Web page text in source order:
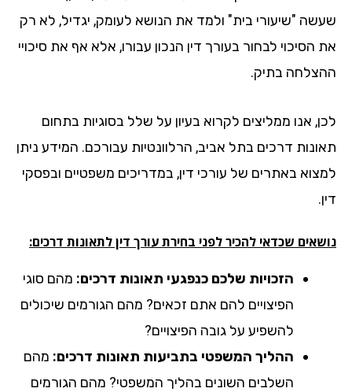
"שיעורי בית" ולמד את הנושא לעומק, יגדיל, לא רק
הסיכוי לבחור בעורך דין הנכון עבורו, אלא אף את סיכויי
בתיק.
אנו ממליצים לקרוא בעיון על שלל בסוגיות בתחום
דרכים בתל אביב, הרלוונטיות עבורכם. המידע ניתן
באתרים של עורכי דין, במדריכים משפטיים ובפסקי
שכדאי להכיר לפני בחירת עורך דין לתאונות דרכים:
הזכויות שלכם כנפגעי תאונות דרכים:מהם סוגי
הפיצויים להם אתם זכאים? מהם הגורמים שיכולים
להשפיע על גובה הפיצויים?
ההליך המשפטי בתביעות תאונות דרכים:מהם
השלבים השונים בהליך המשפטי? מהם הגורמים